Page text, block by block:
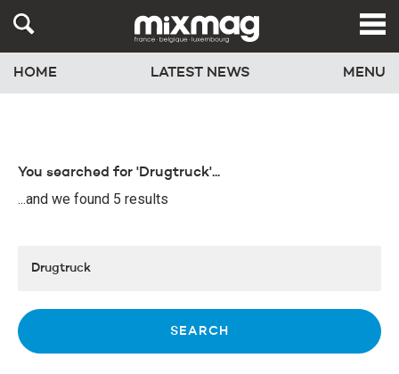
HOME LATEST NEWS MENU
You searched for 'Drugtruck'...
...and we found 5 results